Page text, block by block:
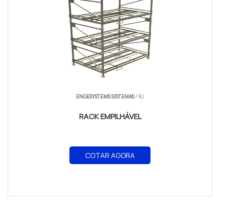
ENGESYSTEMS SISTEMAS/ RJ
RACK EMPILHÁVEL
COTAR AGORA